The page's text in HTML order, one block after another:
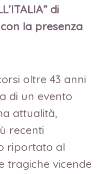
di
con la presenza
oltre 43 anni
di un evento
attualità,
recenti
riportato al
tragiche vicende